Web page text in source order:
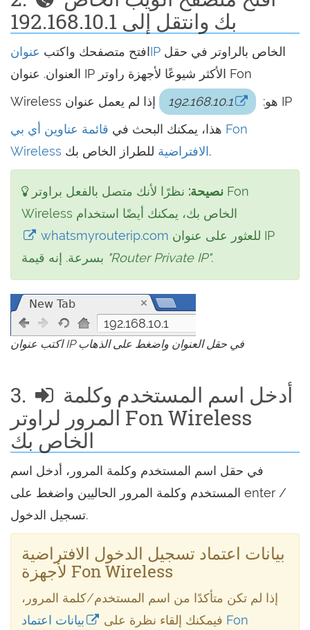
بك وانتقل إلى 192.168.10.1
افتح متصفحك واكتبعنوانIP
العنوان. عنوان IP الأكثر شيوعًا لأجهزة راوتر Fon
Wireless هو:
192.168.10.1
إذا لم يعمل عنوان IP
هذا، يمكنك البحث في قائمة عناوين أي بي Fon
Wireless الافتراضيةللطراز الخاص بك.
نصيحة: نظرًا لأنك متصل بالفعل براوتر Fon
Wireless الخاص بك، يمكنك أيضًا استخدام
whatsmyrouterip.com للعثور على عنوان IP
"Router Private IP".
192.168.10.1
اكتب عنوان IP في حقل العنوان واضغط على الذهاب
3.
المرور لراوتر Fon Wireless
الخاص بك
في حقل اسم المستخدم وكلمة المرور، أدخل اسم
المستخدم وكلمة المرور الحاليين واضغط على enter /
تسجيل الدخول.
بيانات اعتماد تسجيل الدخول الافتراضية
لأجهزة Fon Wireless
إذا لم تكن متأكدًا من اسم المستخدم/كلمة المرور،
فيمكنك إلقاء نظرة على
بيانات اعتماد Fon